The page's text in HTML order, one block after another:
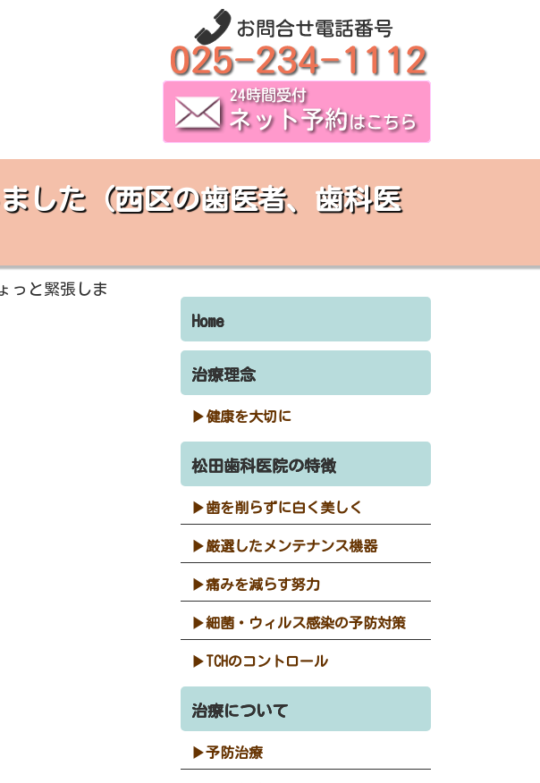
した（西区の歯医者、歯科医
Home
治療理念
健康を大切に
松田歯科医院の特徴
歯を削らずに白く美しく
厳選したメンテナンス機器
痛みを減らす努力
細菌・ウィルス感染の予防対策
TCHのコントロール
治療について
予防治療
っと緊張しま